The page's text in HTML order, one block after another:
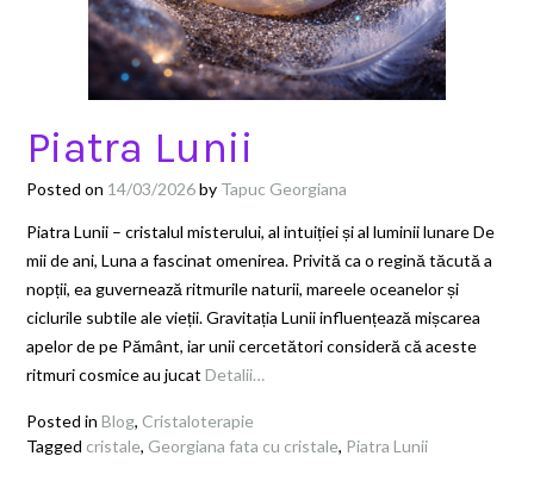
Piatra Lunii
Posted on 14/03/2026by Tapuc Georgiana
Piatra Lunii – cristalul misterului, al intuiției și al luminii lunare De
mii de ani, Luna a fascinat omenirea. Privită ca o regină tăcută a
nopții, ea guvernează ritmurile naturii, mareele oceanelor și
ciclurile subtile ale vieții. Gravitația Lunii influențează mișcarea
apelor de pe Pământ, iar unii cercetători consideră că aceste
ritmuri cosmice au jucat Detalii…
Posted in Blog, Cristaloterapie
Tagged cristale, Georgiana fata cu cristale, Piatra Lunii